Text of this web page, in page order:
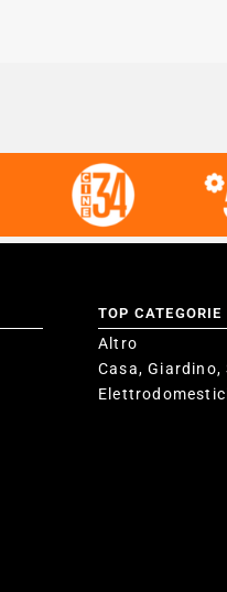
TOP CATEGORIE
Altro
Casa, Giardino,